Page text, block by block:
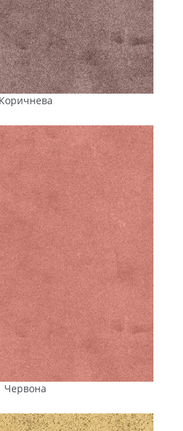
в Помічній
бруківки, збалансованаціна
Замовники
за кращекупити тротуарну
виробника — без
і зайвих логістичних ланок.
постачається в Помішну
Миколаївської області.
виробництва до Кіровоградської
оптимальні маршрути та
витрати. Це безпосередньо
й робить постачання
вантажні
Це дає змогу
доставлятиплитку і бруківку
— у двір приватного будинку, на
до магазину, на парковання або
Розвантаження виконується
без необхідності оренди
та залучення зайвого персоналу.
за заздалегідь погодженим
обсягу замовлення і сезону.
змогу забезпечувати
будь-які за масштабом і
Коричнева
Червона